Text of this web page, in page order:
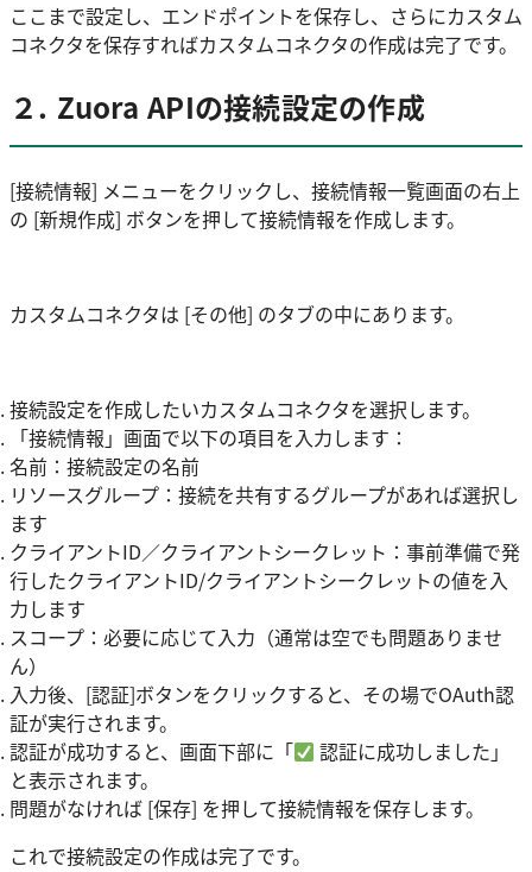
ここまで設定し、エンドポイントを保存し、さらにカスタム
コネクタを保存すればカスタムコネクタの作成は完了です。
２. Zuora APIの接続設定の作成
[接続情報] メニューをクリックし、接続情報一覧画面の右上
の [新規作成] ボタンを押して接続情報を作成します。
カスタムコネクタは [その他] のタブの中にあります。
接続設定を作成したいカスタムコネクタを選択します。
「接続情報」画面で以下の項目を入力します：
名前：接続設定の名前
リソースグループ：接続を共有するグループがあれば選択し
ます
クライアントID／クライアントシークレット：事前準備で発
行したクライアントID/クライアントシークレットの値を入
力します
スコープ：必要に応じて入力（通常は空でも問題ありませ
ん）
入力後、[認証]ボタンをクリックすると、その場でOAuth認
証が実行されます。
認証が成功すると、画面下部に「
認証に成功しました」
と表示されます。
問題がなければ [保存] を押して接続情報を保存します。
これで接続設定の作成は完了です。